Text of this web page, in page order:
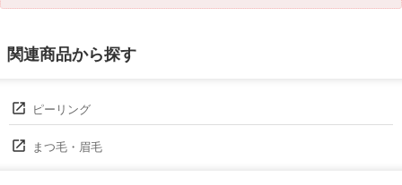
関連商品から探す
ピーリング
まつ毛・眉毛